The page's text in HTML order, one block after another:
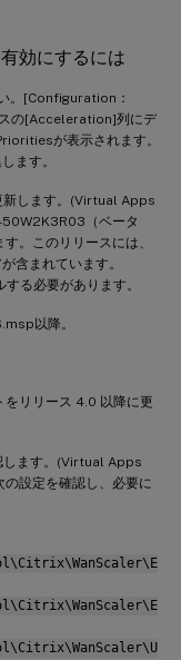
効にするには
。[Configuration：
の[Acceleration]列にデ
が表示されます。
ます。
します。(Virtual Apps
（ベータ
。このリリースには、
含まれています。
る必要があります。
以降。
リリース 4.0 以降に更
します。(Virtual Apps
設定を確認し、必要に